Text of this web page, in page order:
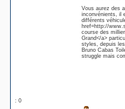
Vous aurez des
inconvénients, il
différents
href=http://
course des
Grand</a>
styles, depuis
Bruno Cabas
struggle mais
: 0